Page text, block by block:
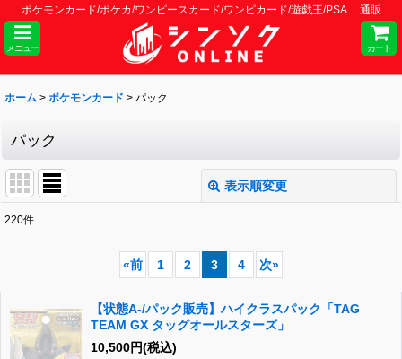
ポケモンカード/ポケカ/ワンピースカード/ワンピカード/遊戯王/PSA 通販
メニュー カート
ホーム > ポケモンカード > パック
パック
表示順変更
絞り込む
220件
«前 1 2 3 4 次»
【状態A-/パック販売】ハイクラスパック「TAG
TEAM GX タッグオールスターズ」
10,500円(税込)